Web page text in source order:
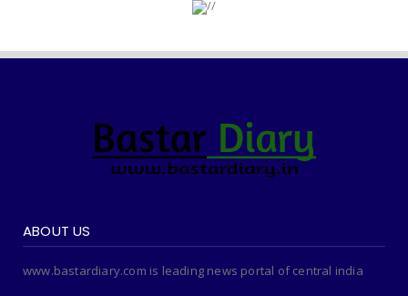
ABOUT US
www.bastardiary.com is leading news portal of central india